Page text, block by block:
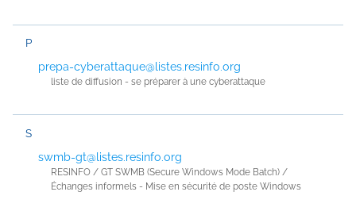
P
prepa-cyberattaque@listes.resinfo.org
liste de diffusion - se préparer à une cyberattaque
S
swmb-gt@listes.resinfo.org
RESINFO / GT SWMB (Secure Windows Mode Batch) /
Échanges informels - Mise en sécurité de poste Windows